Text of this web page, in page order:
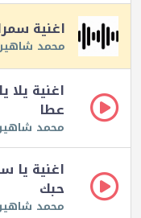
اغنية
محمد
اغنية يلا
عطا
محمد
اغنية يا
حبك
محمد